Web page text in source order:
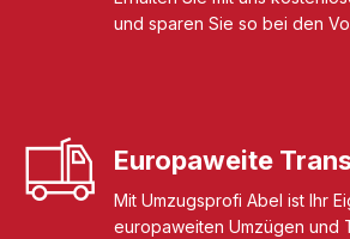
und sparen Sie so bei den
Europaweite
Mit Umzugsprofi Abel ist Ihr
europaweiten Umzügen und